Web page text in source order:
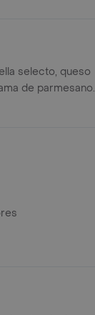
selecto, queso
de parmesano.